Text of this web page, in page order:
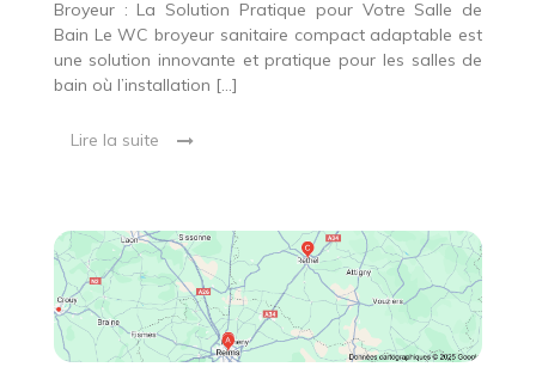
Broyeur : La Solution Pratique pour Votre Salle de
Bain Le WC broyeur sanitaire compact adaptable est
une solution innovante et pratique pour les salles de
bain où l’installation […]
Lire la suite